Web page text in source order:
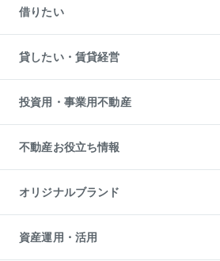
中古一戸建ての購入
不動産購入の流れ
注目キーワード物件特集
購入ガイド
English 繁体中文簡体中文
一戸建ての売却・査定
土地の売却・査定
スピードAI査定
不動産査定について
不動産売却の流れ
不動産買換えの流れ
売却ガイド
借りたい
オフィス・店舗の賃貸
借りるときの流れ
借りるガイド
貸したい・賃貸経営
マンション賃料データ
賃貸管理プラン
リロケーションについて
貸すガイド
投資用・事業用不動産
事業用不動産
マンション投資
投資用マンション
アパート経営
収益物件
ビル購入（ビル一棟）
投資用不動産の売却査定
事業用不動産の売却査定
不動産お役立ち情報
マンションライブラリー
人気マンションランキング
暮らしに役立つ不動産メディア
不動産相場・不動産価格情報
オリジナルブランド
一棟リノベーションマンション
L`GENTE（ルジェンテ）
区分リノベーションマンション
資産運用・活用